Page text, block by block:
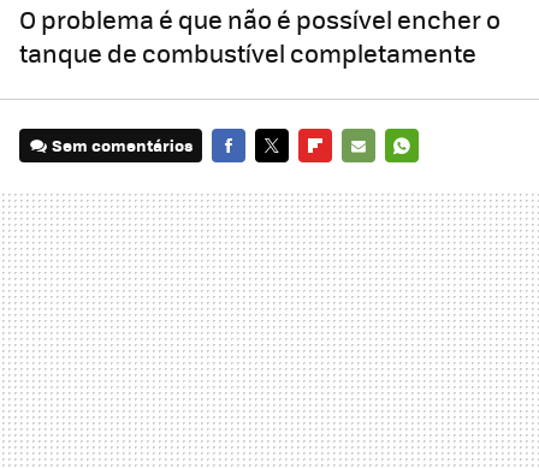
O problema é que não é possível encher o
tanque de combustível completamente
Sem comentários
MAIL